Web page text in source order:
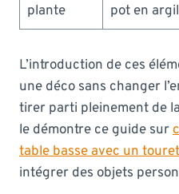
plante
pot en
L’introduction de ces
une déco sans changer
tirer parti pleinement de
le démontre ce guide sur
table basse avec un
intégrer des objets